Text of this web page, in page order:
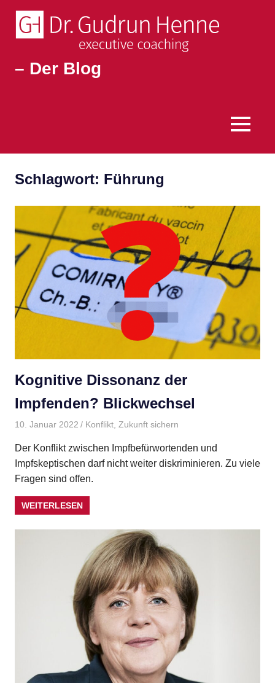
Inhalt
– Der Blog
MENÜ
Schlagwort: Führung
Kognitive Dissonanz der
Impfenden? Blickwechsel
10. Januar 2022 site_admin
Konflikt, Zukunft sichern
Der Konflikt zwischen Impfbefürwortenden und
Impfskeptischen darf nicht weiter diskriminieren. Zu viele
Fragen sind offen.
WEITERLESEN